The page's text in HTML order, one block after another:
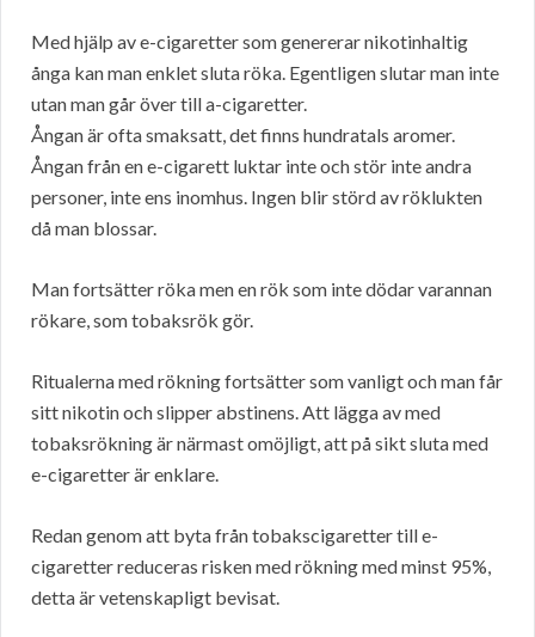
Med hjälp av e-cigaretter som genererar nikotinhaltig
ånga kan man enklet sluta röka. Egentligen slutar man inte
utan man går över till a-cigaretter.
Ångan är ofta smaksatt, det finns hundratals aromer.
Ångan från en e-cigarett luktar inte och stör inte andra
personer, inte ens inomhus. Ingen blir störd av röklukten
då man blossar.
Man fortsätter röka men en rök som inte dödar varannan
rökare, som tobaksrök gör.
Ritualerna med rökning fortsätter som vanligt och man får
sitt nikotin och slipper abstinens. Att lägga av med
tobaksrökning är närmast omöjligt, att på sikt sluta med
e-cigaretter är enklare.
Redan genom att byta från tobakscigaretter till e-
cigaretter reduceras risken med rökning med minst 95%,
detta är vetenskapligt bevisat.